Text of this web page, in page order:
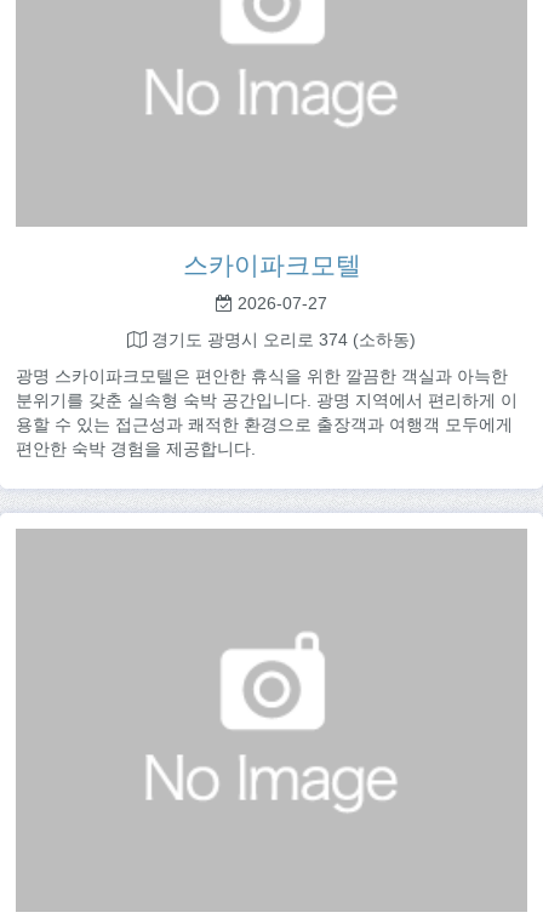
스카이파크모텔
2026-07-27
경기도 광명시 오리로 374 (소하동)
광명 스카이파크모텔은 편안한 휴식을 위한 깔끔한 객실과 아늑한
분위기를 갖춘 실속형 숙박 공간입니다. 광명 지역에서 편리하게 이
용할 수 있는 접근성과 쾌적한 환경으로 출장객과 여행객 모두에게
편안한 숙박 경험을 제공합니다.